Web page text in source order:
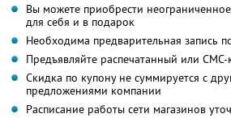
Вы можете приобрести
для себя и в подарок
Необходима предварительная запись
Предъявляйте распечатанный или СМС-
Скидка по купону не суммируется с
предложениями компании
Расписание работы сети магазинов